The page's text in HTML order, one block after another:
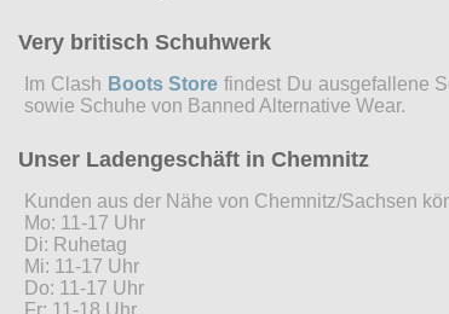
Very britisch Schuhwerk
Im Clash Boots Store findest Du ausgefallene
sowie Schuhe von Banned Alternative Wear.
Unser Ladengeschäft in Chemnitz
Kunden aus der Nähe von Chemnitz/Sachsen
Mo: 11-17 Uhr
Di: Ruhetag
Mi: 11-17 Uhr
Do: 11-17 Uhr
Fr: 11-18 Uhr